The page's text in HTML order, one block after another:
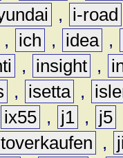
,
i-road
, ich , idea ,
, insight ,
, isetta ,
ix55 , j1 , j5
,